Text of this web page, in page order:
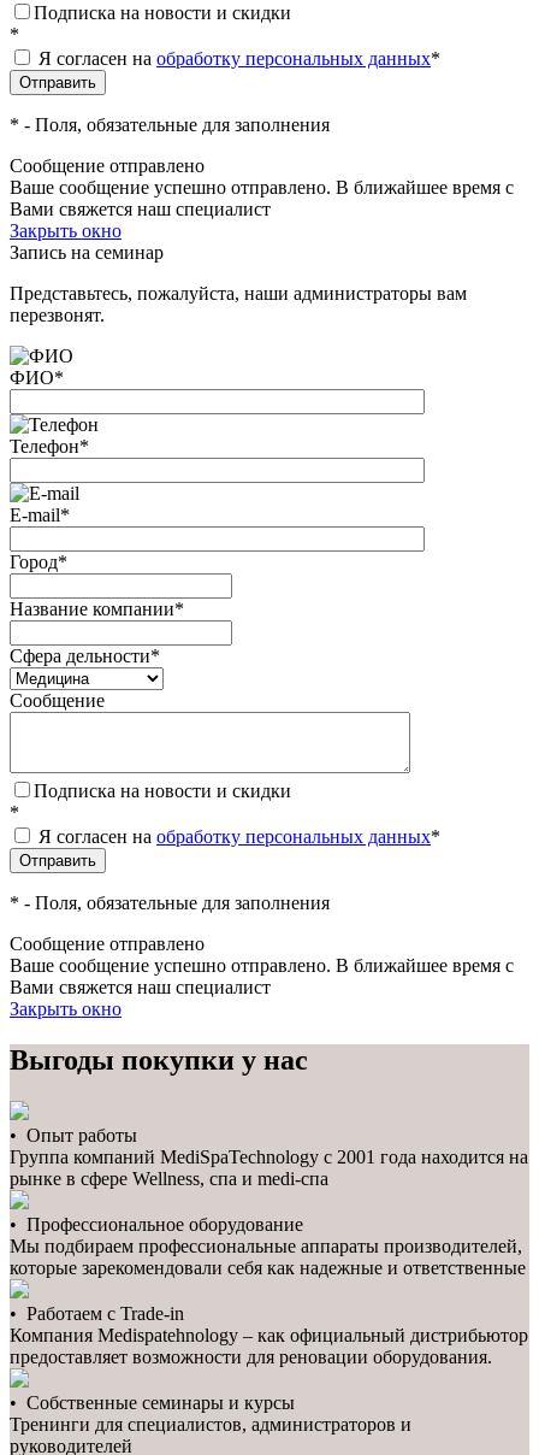
Подписка на новости и скидки
*
Я согласен на обработку персональных данных*
* - Поля, обязательные для заполнения
Сообщение отправлено
Ваше сообщение успешно отправлено. В ближайшее время с
Вами свяжется наш специалист
Закрыть окно
Запись на семинар
Представьтесь, пожалуйста, наши администраторы вам
перезвонят.
ФИО*
Телефон*
E-mail*
Город*
Название компании*
Сфера дельности*
Сообщение
Подписка на новости и скидки
*
Я согласен на обработку персональных данных*
* - Поля, обязательные для заполнения
Сообщение отправлено
Ваше сообщение успешно отправлено. В ближайшее время с
Вами свяжется наш специалист
Закрыть окно
Выгоды покупки у нас
• Опыт работы
Группа компаний MediSpaTechnology с 2001 года находится на
рынке в сфере Wellness, спа и medi-спа
• Профессиональное оборудование
Мы подбираем профессиональные аппараты производителей,
которые зарекомендовали себя как надежные и ответственные
• Работаем с Trade-in
Компания Medispatehnology – как официальный дистрибьютор
предоставляет возможности для реновации оборудования.
• Собственные семинары и курсы
Тренинги для специалистов, администраторов и
руководителей